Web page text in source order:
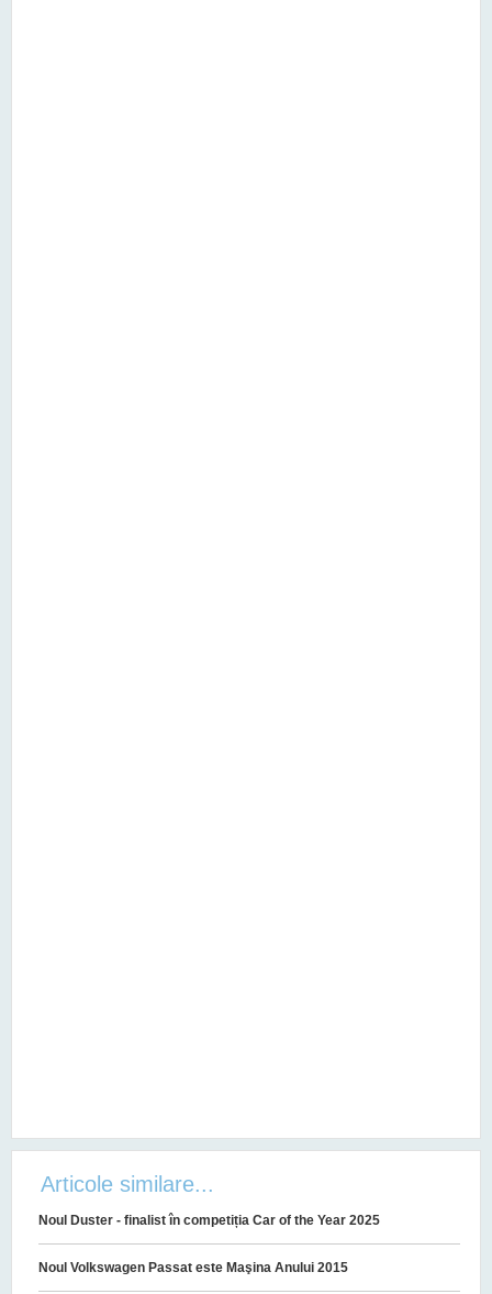
Articole similare...
Noul Duster - finalist în competiția Car of the Year 2025
Noul Volkswagen Passat este Maşina Anului 2015